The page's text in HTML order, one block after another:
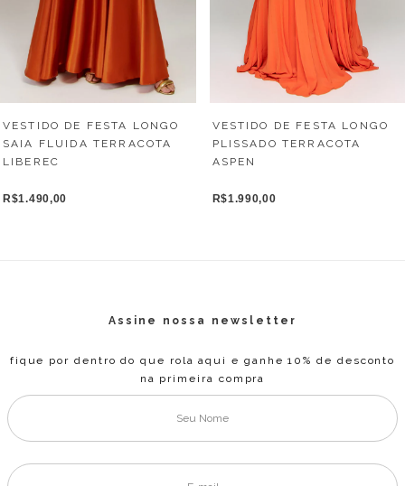
VESTIDO DE FESTA LONGO
SAIA FLUIDA TERRACOTA
LIBEREC
R$1.490,00
VESTIDO DE FESTA LONGO
PLISSADO TERRACOTA
ASPEN
R$1.990,00
Assine nossa newsletter
fique por dentro do que rola aqui e ganhe 10% de desconto
na primeira compra